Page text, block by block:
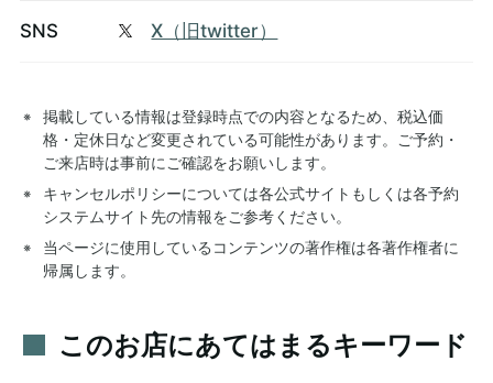
SNS X（旧twitter）
掲載している情報は登録時点での内容となるため、税込価
格・定休日など変更されている可能性があります。ご予約・
ご来店時は事前にご確認をお願いします。
キャンセルポリシーについては各公式サイトもしくは各予約
システムサイト先の情報をご参考ください。
当ページに使用しているコンテンツの著作権は各著作権者に
帰属します。
このお店にあてはまるキーワード